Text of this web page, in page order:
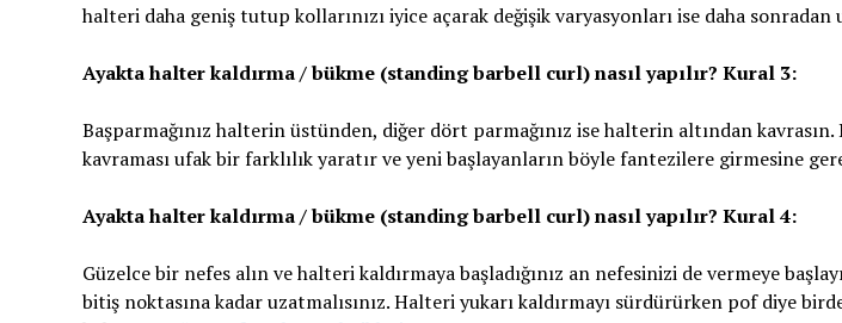
halteri daha geniş tutup kollarınızı iyice açarak değişik varyasyonları ise daha sonradan
Ayakta halter kaldırma / bükme (standing barbell curl) nasıl yapılır? Kural 3:
Başparmağınız halterin üstünden, diğer dört parmağınız ise halterin altından kavrasın.
kavraması ufak bir farklılık yaratır ve yeni başlayanların böyle fantezilere girmesine
Ayakta halter kaldırma / bükme (standing barbell curl) nasıl yapılır? Kural 4:
Güzelce bir nefes alın ve halteri kaldırmaya başladığınız an nefesinizi de vermeye
bitiş noktasına kadar uzatmalısınız. Halteri yukarı kaldırmayı sürdürürken pof diye